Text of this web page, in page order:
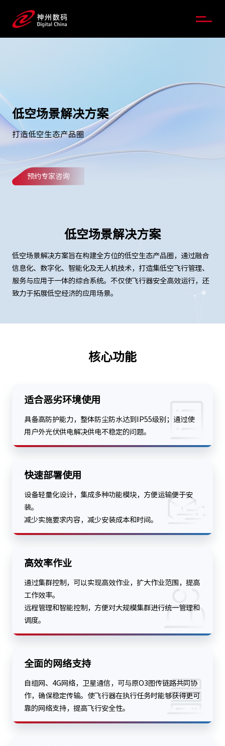
低空场景解决方案
打造低空生态产品圈
预约专家咨询
低空场景解决方案
低空场景解决方案旨在构建全方位的低空生态产品圈，通过融合
信息化、数字化、智能化及无人机技术，打造集低空飞行管理、
服务与应用于一体的综合系统。不仅使飞行器安全高效运行，还
致力于拓展低空经济的应用场景。
核心功能
适合恶劣环境使用
具备高防护能力，整体防尘防水达到IP55级别；通过使
用户外光伏供电解决供电不稳定的问题。
快速部署使用
设备轻量化设计，集成多种功能模块，方便运输便于安
装。
减少实施要求内容，减少安装成本和时间。
高效率作业
通过集群控制，可以实现高效作业，扩大作业范围，提高
工作效率。
远程管理和智能控制，方便对大规模集群进行统一管理和
调度。
全面的网络支持
自组网、4G网络，卫星通信，可与原O3图传链路共同协
作，确保稳定传输。使飞行器在执行任务时能够获得更可
靠的网络支持，提高飞行安全性。